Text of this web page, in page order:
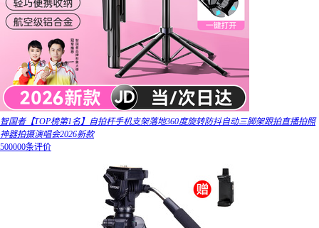
智国者【TOP榜第1名】自拍杆手机支架落地360度旋转防抖自动三脚架跟拍直播拍照
神器拍摄演唱会2026新款
500000条评价